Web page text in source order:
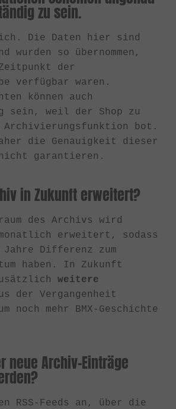
zu sein.
Die Daten hier sind
wurden so übernommen,
der
verfügbar waren.
können auch
sein, weil der Shop zu
Archivierungsfunktion bot.
die Genauigkeit dieser
garantieren.
in Zukunft erweitert?
des Archivs wird
erweitert, sodass
Differenz zum
haben. In Zukunft
weitere
der Vergangenheit
noch mehr BMX-Geschichte
neue Archiv-Einträge
RSS-Feeds an, über die